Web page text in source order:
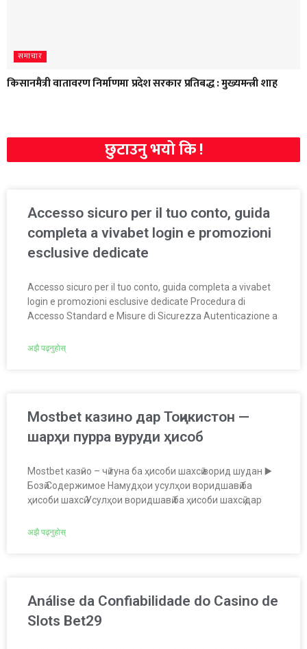
समाचार
किसानमैत्री वातावरण निर्माणमा प्रदेश सरकार प्रतिबद्ध : मुख्यमन्त्री शाह
छुटाउनु भयो कि !
Accesso sicuro per il tuo conto, guida
completa a vivabet login e promozioni
esclusive dedicate
Accesso sicuro per il tuo conto, guida completa a vivabet
login e promozioni esclusive dedicate Procedura di
Accesso Standard e Misure di Sicurezza Autenticazione a
अझै पढ्नुहोस्
Mostbet казино дар Тоҷикистон —
шарҳи пурра вуруди ҳисоб
Mostbet казӣно – чӣ гуна ба ҳисоби шахсӣ ворид шудан ▶️
Бозӣ Содержимое Намудҳои усулҳои воридшавӣ ба
ҳисоби шахсӣ Усулҳои воридшавӣ ба ҳисоби шахсӣ дар
अझै पढ्नुहोस्
Análise da Confiabilidade do Casino de
Slots Bet29